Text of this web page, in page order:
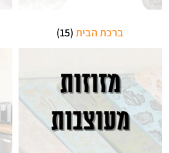
ברכת הבית(15)